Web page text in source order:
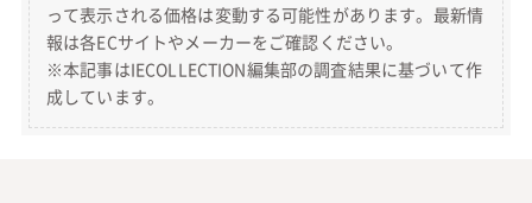
って表示される価格は変動する可能性があります。最新情
報は各ECサイトやメーカーをご確認ください。
※本記事はIECOLLECTION編集部の調査結果に基づいて作
成しています。